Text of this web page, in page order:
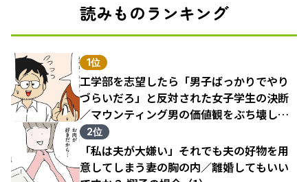
読みものランキング
1位
工学部を志望したら「男子ばっかりでやり
づらいだろ」と反対された女子学生の決断
／マウンティング男の価値観をぶち壊した
結果（1）
2位
「私は夫が大嫌い」それでも夫の好物を用
意してしまう妻の胸の内／離婚してもいい